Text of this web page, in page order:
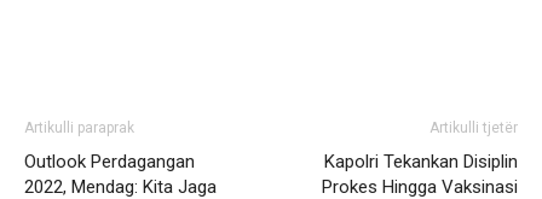
Artikulli paraprak
Outlook Perdagangan
2022, Mendag: Kita Jaga
Artikulli tjetër
Kapolri Tekankan Disiplin
Prokes Hingga Vaksinasi